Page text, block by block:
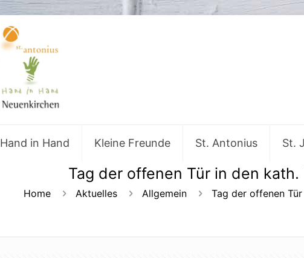
Hand in Hand Kleine Freunde St. Antonius St.
Tag der offenen Tür in den kath.
Home Aktuelles Allgemein Tag der offenen